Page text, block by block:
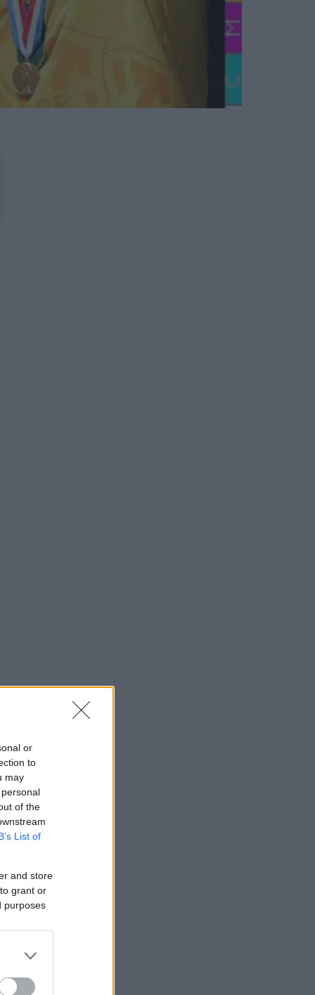
or
to
may
of the
List of
and store
grant or
purposes